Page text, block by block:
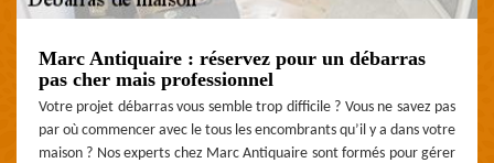
Marc Antiquaire : réservez pour un débarras
pas cher mais professionnel
Votre projet débarras vous semble trop difficile ? Vous ne savez pas
par où commencer avec le tous les encombrants qu’il y a dans votre
maison ? Nos experts chez Marc Antiquaire sont formés pour gérer